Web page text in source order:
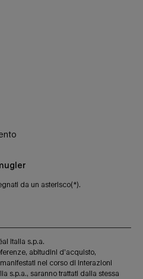
da un asterisco(*).
italia s.p.a.
abitudini d’acquisto,
nel corso di interazioni
s.p.a., saranno trattati dalla stessa